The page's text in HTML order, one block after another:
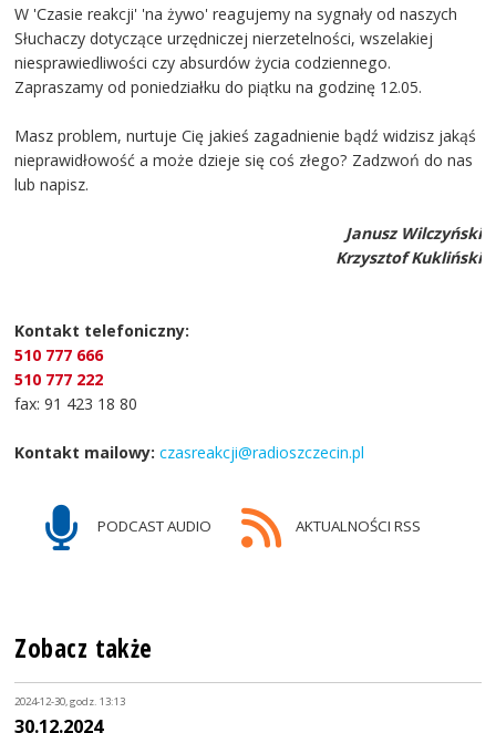
W 'Czasie reakcji' 'na żywo' reagujemy na sygnały od naszych
Słuchaczy dotyczące urzędniczej nierzetelności, wszelakiej
niesprawiedliwości czy absurdów życia codziennego.
Zapraszamy od poniedziałku do piątku na godzinę 12.05.
Masz problem, nurtuje Cię jakieś zagadnienie bądź widzisz jakąś
nieprawidłowość a może dzieje się coś złego? Zadzwoń do nas
lub napisz.
Janusz Wilczyński
Krzysztof Kukliński
Kontakt telefoniczny:
510 777 666
510 777 222
fax: 91 423 18 80
Kontakt mailowy: czasreakcji@radioszczecin.pl
PODCAST AUDIO AKTUALNOŚCI RSS
Zobacz także
2024-12-30, godz. 13:13
30.12.2024